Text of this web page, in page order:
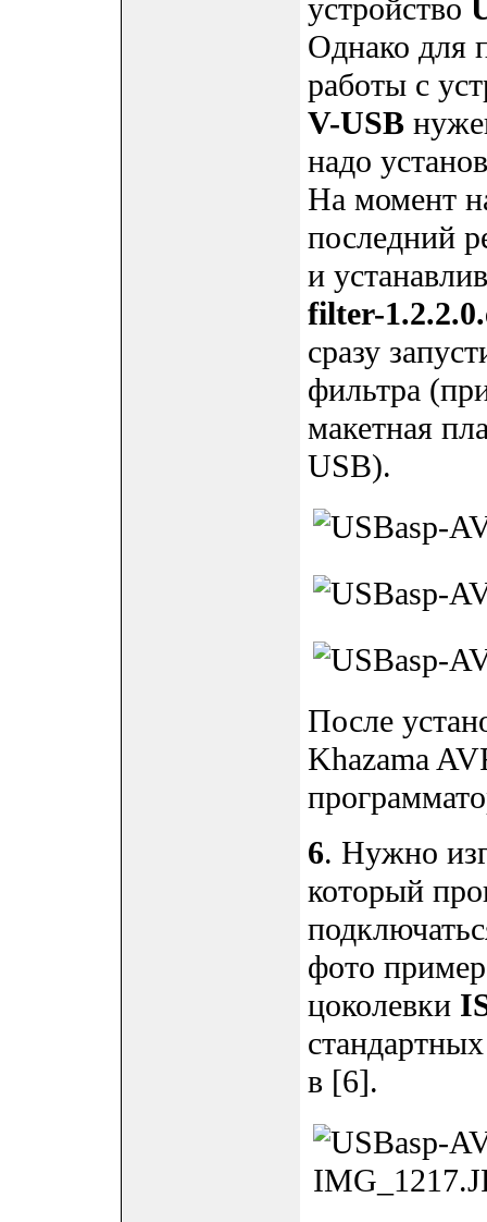
устройство
Однако для
работы с
V-USB
надо
На момент
последний
и
filter-
сразу
фильтра
макетная
USB).
После
Khazama
6. Нужно
который
фото пример
цоколевки
в [6].